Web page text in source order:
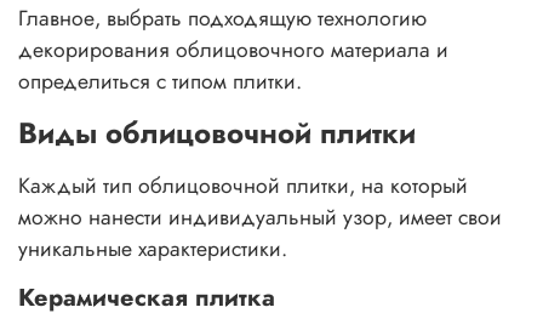
Главное, выбрать подходящую технологию
декорирования облицовочного материала и
определиться с типом плитки.
Виды облицовочной плитки
Каждый тип облицовочной плитки, на который
можно нанести индивидуальный узор, имеет свои
уникальные характеристики.
Керамическая плитка